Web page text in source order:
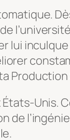
lui
Production
Unis.
de